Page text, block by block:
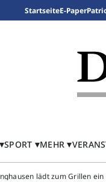
StartseiteE-Paper
SPORT MEHR
lädt zum Grillen ein